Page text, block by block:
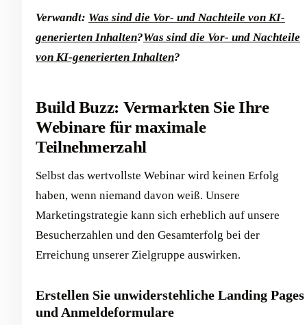
Verwandt: Was sind die Vor- und Nachteile von KI-
generierten Inhalten?Was sind die Vor- und Nachteile
von KI-generierten Inhalten?
Build Buzz: Vermarkten Sie Ihre
Webinare für maximale
Teilnehmerzahl
Selbst das wertvollste Webinar wird keinen Erfolg
haben, wenn niemand davon weiß. Unsere
Marketingstrategie kann sich erheblich auf unsere
Besucherzahlen und den Gesamterfolg bei der
Erreichung unserer Zielgruppe auswirken.
Erstellen Sie unwiderstehliche Landing Pages
und Anmeldeformulare